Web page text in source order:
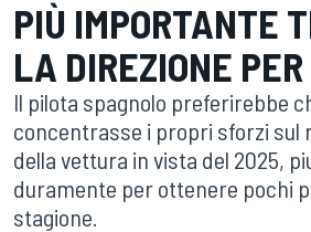
PIÙ IMPORTANTE
LA DIREZIONE
Il pilota spagnolo preferirebbe
concentrasse i propri sforzi sul
della vettura in vista del 2025,
duramente per ottenere pochi
stagione.